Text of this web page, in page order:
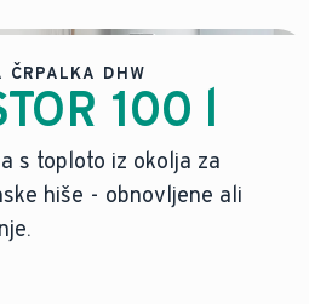
ČRPALKA DHW
100 l
s toploto iz okolja za
hiše - obnovljene ali